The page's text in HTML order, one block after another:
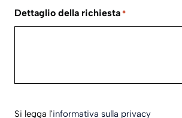
GG
Dettaglio della richiesta *
Si legga l'informativa sulla privacy